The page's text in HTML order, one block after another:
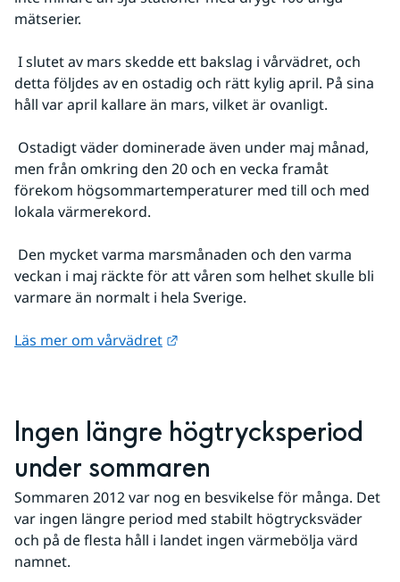
mätserier.
detta följdes av en ostadig och rätt kylig april. På sina
håll var april kallare än mars, vilket är ovanligt.
men från omkring den 20 och en vecka framåt
förekom högsommartemperaturer med till och med
lokala värmerekord.
veckan i maj räckte för att våren som helhet skulle bli
varmare än normalt i hela Sverige.
Läs mer om vårvädret
Ingen längre högtrycksperiod
under sommaren
Sommaren 2012 var nog en besvikelse för många. Det
var ingen längre period med stabilt högtrycksväder
och på de flesta håll i landet ingen värmebölja värd
namnet.